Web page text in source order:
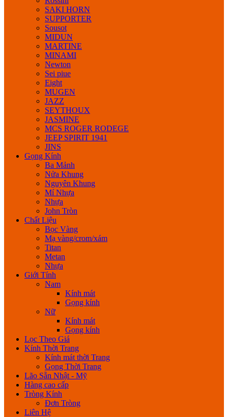
SAKI HORN
SUPPORTER
Sousot
MIDUN
MARTINE
MINAMI
Newton
Sei piue
Eight
MUGEN
JAZZ
SEYTHOUX
JASMINE
MCS ROGER RODEGE
JEEP SPIRIT 1941
JINS
Gọng Kính
Ba Mảnh
Nửa Khung
Nguyên Khung
Mí Nhựa
Nhựa
John Tròn
Chất Liệu
Bọc Vàng
Mạ vàng/crom/xám
Titan
Metan
Nhựa
Giới Tính
Nam
Kính mát
Gọng kính
Nữ
Kính mát
Gọng kính
Lọc Theo Giá
Kính Thời Trang
Kính mát thời Trang
Gọng Thời Trang
Lão Sẵn Nhật - Mỹ
Hàng cao cấp
Tròng Kính
Đơn Tròng
Liên Hệ